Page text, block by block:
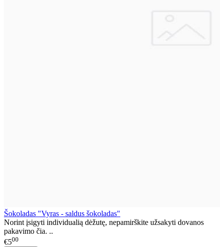
Šokoladas "Vyras - saldus šokoladas"
Norint įsigyti individualią dėžutę, nepamirškite užsakyti dovanos
pakavimo čia. ..
€500